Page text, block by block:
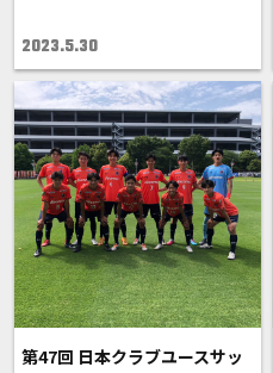
2023.5.30
第47回 日本クラブユースサッ